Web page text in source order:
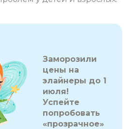
Заморозили
цены на
элайнеры до 1
июля!
Успейте
попробовать
«прозрачное»